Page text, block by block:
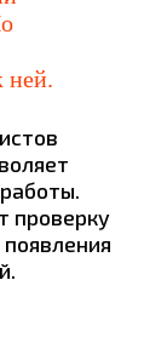
ней.
проверку